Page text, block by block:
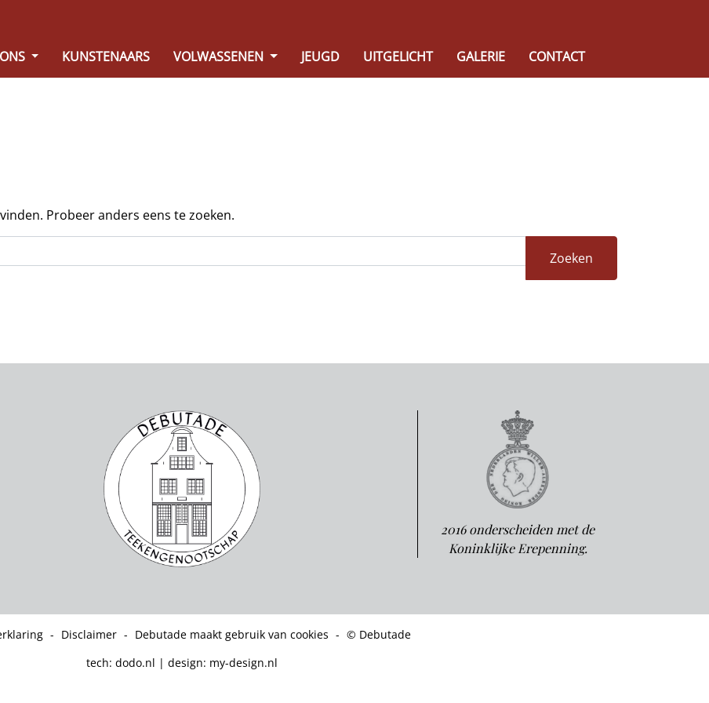
KUNSTENAARS VOLWASSENEN JEUGD UITGELICHT GALERIE CONTACT
Probeer anders eens te zoeken.
2016 onderscheiden met de
Koninklijke Erepenning.
- Disclaimer - Debutade maakt gebruik van cookies - © Debutade
tech: dodo.nl | design: my-design.nl